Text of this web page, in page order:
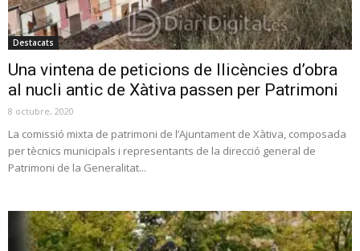
Destacats
Una vintena de peticions de llicències d’obra
al nucli antic de Xàtiva passen per Patrimoni
8 octubre, 2020
La comissió mixta de patrimoni de l’Ajuntament de Xàtiva, composada
per tècnics municipals i representants de la direcció general de
Patrimoni de la Generalitat...